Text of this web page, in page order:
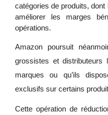
catégories de produits,
améliorer les marges
opérations.
Amazon poursuit
grossistes et distributeurs
marques ou qu’ils
exclusifs sur certains
Cette opération de